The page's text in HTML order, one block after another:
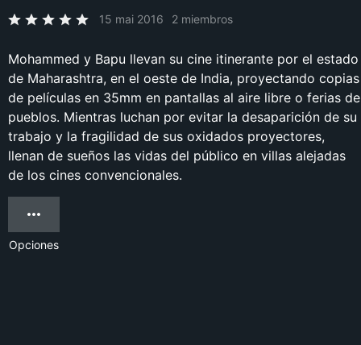
15 mai 2016 2 miembros
Mohammed y Bapu llevan su cine itinerante por el estado
de Maharashtra, en el oeste de India, proyectando copias
de películas en 35mm en pantallas al aire libre o ferias de
pueblos. Mientras luchan por evitar la desaparición de su
trabajo y la fragilidad de sus oxidados proyectores,
llenan de sueños las vidas del público en villas alejadas
de los cines convencionales.
Opciones